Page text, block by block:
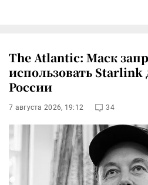
The Atlantic: Маск
использовать Starlink
России
7 августа 2026, 19:12 34